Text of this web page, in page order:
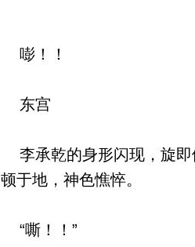
嘭！！
东宫
李承乾的身形闪现，旋即
顿于地，神色憔悴。
“嘶！！”